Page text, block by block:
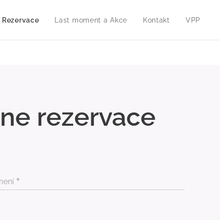
Rezervace Last moment a Akce Kontakt VPP
rezervace